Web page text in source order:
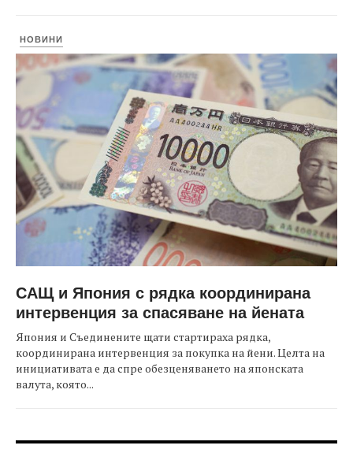
НОВИНИ
САЩ и Япония с рядка координирана
интервенция за спасяване на йената
Япония и Съединените щати стартираха рядка,
координирана интервенция за покупка на йени. Целта на
инициативата е да спре обезценяването на японската
валута, която...